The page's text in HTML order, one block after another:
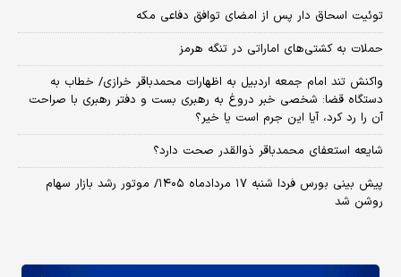
توئیت اسحاق دار پس از امضای توافق دفاعی مکه
حملات به کشتی‌های اماراتی در تنگه هرمز
واکنش تند امام جمعه اردبیل به اظهارات محمدباقر خرازی/ خطاب به
دستگاه قضا: شخصی خبر دروغ به رهبری بست و دفتر رهبری با صراحت
آن را رد کرد، آیا این جرم است یا خیر؟
شایعه استعفای محمدباقر ذوالقدر صحت دارد؟
پیش بینی بورس فردا شنبه ۱۷ مردادماه ۱۴۰۵/ موتور رشد بازار سهام
روشن شد